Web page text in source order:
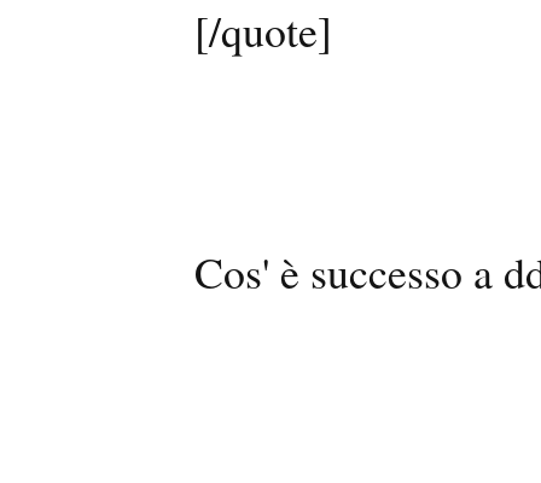
[/quote]
Cos' è successo a